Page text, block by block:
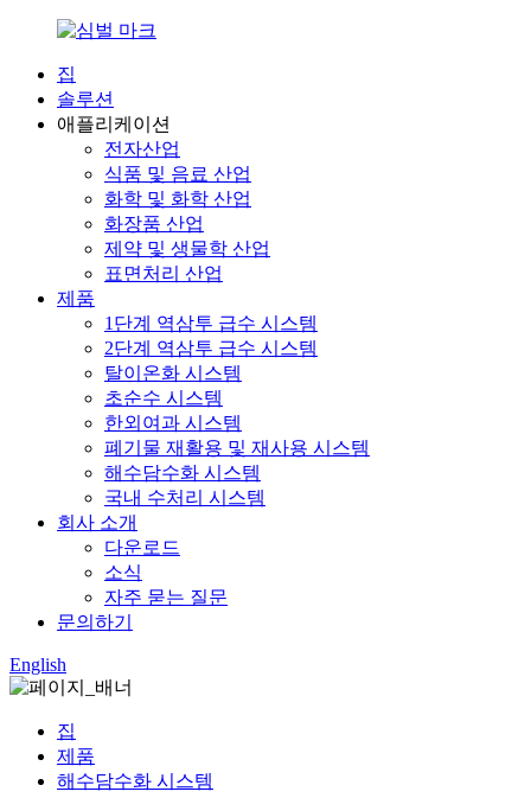
집
솔루션
애플리케이션
전자산업
식품 및 음료 산업
화학 및 화학 산업
화장품 산업
제약 및 생물학 산업
표면처리 산업
제품
1단계 역삼투 급수 시스템
2단계 역삼투 급수 시스템
탈이온화 시스템
초순수 시스템
한외여과 시스템
폐기물 재활용 및 재사용 시스템
해수담수화 시스템
국내 수처리 시스템
회사 소개
다운로드
소식
자주 묻는 질문
문의하기
English
집
제품
해수담수화 시스템